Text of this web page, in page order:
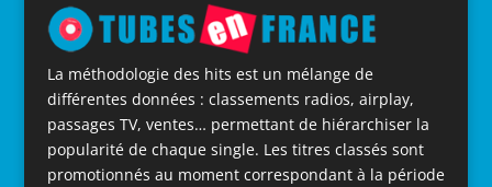
La méthodologie des hits est un mélange de
différentes données : classements radios, airplay,
passages TV, ventes… permettant de hiérarchiser la
popularité de chaque single. Les titres classés sont
promotionnés au moment correspondant à la période